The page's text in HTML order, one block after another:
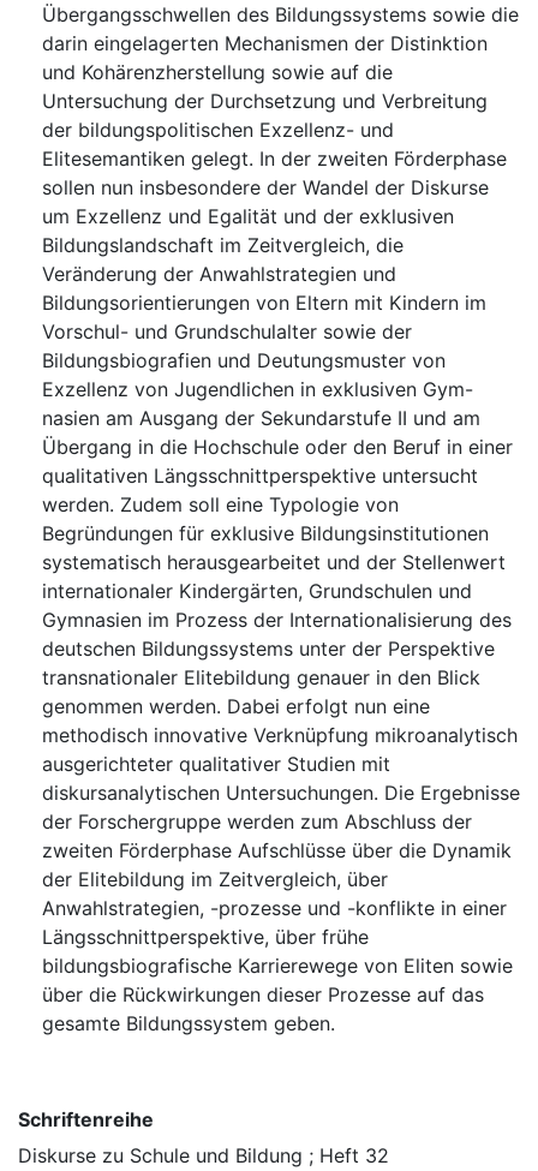
Übergangsschwellen des Bildungssystems sowie die
darin eingelagerten Mechanismen der Distinktion
und Kohärenzherstellung sowie auf die
Untersuchung der Durchsetzung und Verbreitung
der bildungspolitischen Exzellenz- und
Elitesemantiken gelegt. In der zweiten Förderphase
sollen nun insbesondere der Wandel der Diskurse
um Exzellenz und Egalität und der exklusiven
Bildungslandschaft im Zeitvergleich, die
Veränderung der Anwahlstrategien und
Bildungsorientierungen von Eltern mit Kindern im
Vorschul- und Grundschulalter sowie der
Bildungsbiografien und Deutungsmuster von
Exzellenz von Jugendlichen in exklusiven Gym-
nasien am Ausgang der Sekundarstufe II und am
Übergang in die Hochschule oder den Beruf in einer
qualitativen Längsschnittperspektive untersucht
werden. Zudem soll eine Typologie von
Begründungen für exklusive Bildungsinstitutionen
systematisch herausgearbeitet und der Stellenwert
internationaler Kindergärten, Grundschulen und
Gymnasien im Prozess der Internationalisierung des
deutschen Bildungssystems unter der Perspektive
transnationaler Elitebildung genauer in den Blick
genommen werden. Dabei erfolgt nun eine
methodisch innovative Verknüpfung mikroanalytisch
ausgerichteter qualitativer Studien mit
diskursanalytischen Untersuchungen. Die Ergebnisse
der Forschergruppe werden zum Abschluss der
zweiten Förderphase Aufschlüsse über die Dynamik
der Elitebildung im Zeitvergleich, über
Anwahlstrategien, -prozesse und -konflikte in einer
Längsschnittperspektive, über frühe
bildungsbiografische Karrierewege von Eliten sowie
über die Rückwirkungen dieser Prozesse auf das
gesamte Bildungssystem geben.
Schriftenreihe
Diskurse zu Schule und Bildung ; Heft 32